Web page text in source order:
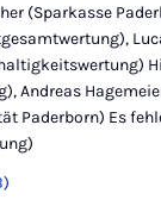
(Sparkasse
Andreas
Paderborn) Es